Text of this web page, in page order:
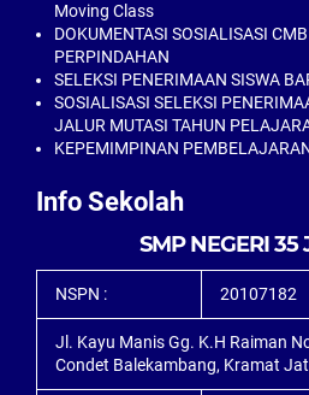
Moving Class
DOKUMENTASI SOSIALISASI
PERPINDAHAN
SELEKSI PENERIMAAN SISWA
SOSIALISASI SELEKSI
JALUR MUTASI TAHUN
KEPEMIMPINAN
Info Sekolah
SMP NEGERI 35
NSPN : 20107182
Jl. Kayu Manis Gg. K.H Raiman
Condet Balekambang, Kramat